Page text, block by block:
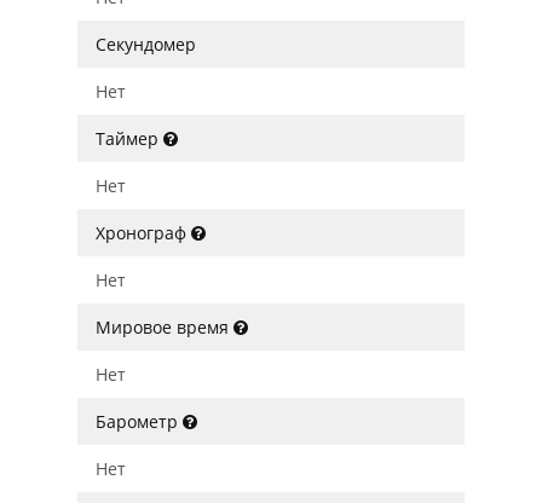
Секундомер
Нет
Таймер
Нет
Хронограф
Нет
Мировое время
Нет
Барометр
Нет